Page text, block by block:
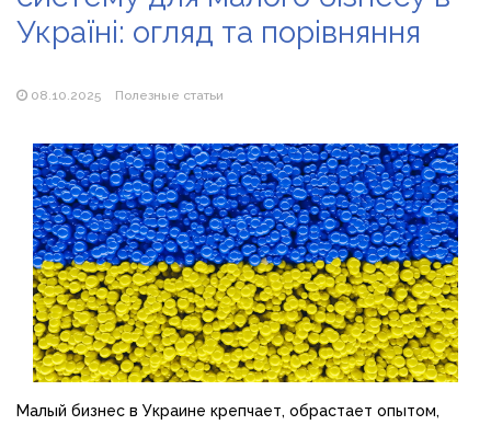
Як збільшити прибуток без відкриття нових кавових
точок
Україні: огляд та порівняння
08.10.2025 Полезные статьи
Малый бизнес в Украине крепчает, обрастает опытом,